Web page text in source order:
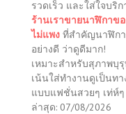
รวดเร็ว และใส่ใจบริก
ร้านเราขายนาฬิกาข
ไม่แพง ที่สำคัญนาฬิกา
อย่างดี ว่าดูดีมาก!
เหมาะสำหรับสุภาพบุ
เน้นใส่ทำงานดูเป็นท
แบบแฟชั่นสวยๆ เท่ห์ๆ
ล่าสุด: 07/08/2026